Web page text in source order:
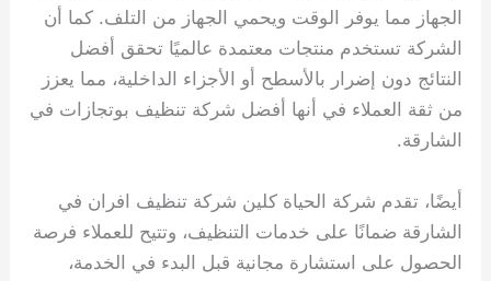
الجهاز مما يوفر الوقت ويحمي الجهاز من التلف. كما أن
الشركة تستخدم منتجات معتمدة عالميًا تحقق أفضل
النتائج دون إضرار بالأسطح أو الأجزاء الداخلية، مما يعزز
من ثقة العملاء في أنها أفضل شركة تنظيف بوتجازات في
الشارقة.
أيضًا، تقدم شركة الحياة كلين شركة تنظيف افران في
الشارقة ضمانًا على خدمات التنظيف، وتتيح للعملاء فرصة
الحصول على استشارة مجانية قبل البدء في الخدمة،